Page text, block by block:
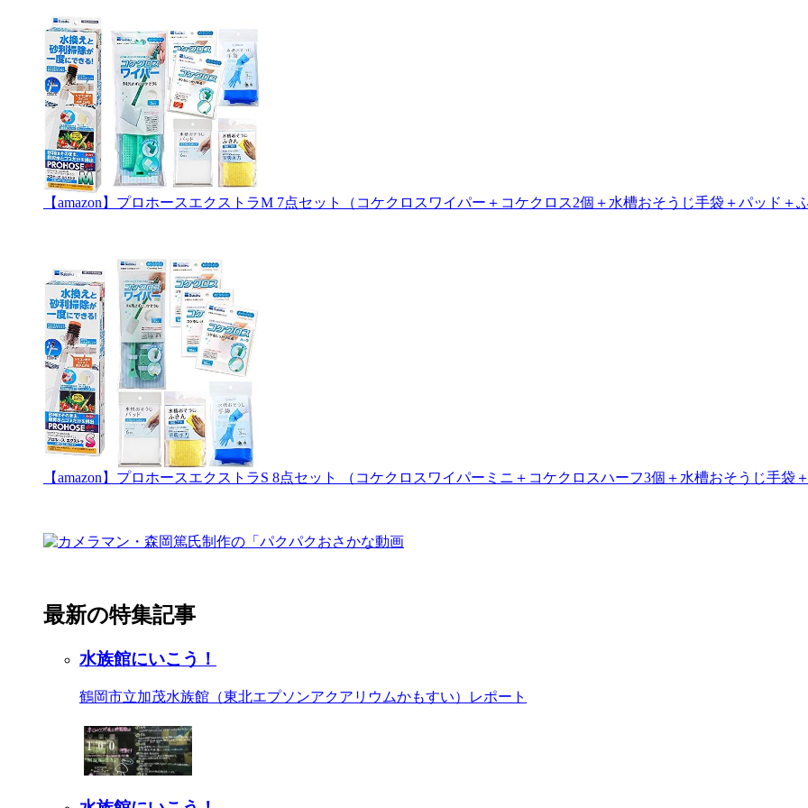
【amazon】プロホースエクストラM 7点セット（コケクロスワイパー＋コケクロス2個＋水槽おそうじ手袋＋パッド＋
【amazon】プロホースエクストラS 8点セット （コケクロスワイパーミニ＋コケクロスハーフ3個＋水槽おそうじ手袋
最新の特集記事
水族館にいこう！
鶴岡市立加茂水族館（東北エプソンアクアリウムかもすい）レポート